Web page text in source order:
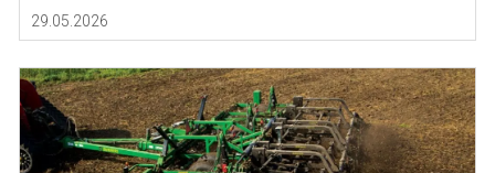
29.05.2026